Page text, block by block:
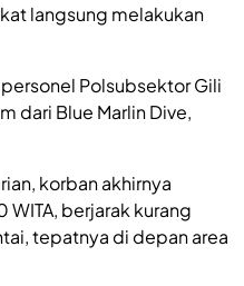
langsung melakukan
Polsubsektor Gili
dari Blue Marlin Dive,
korban akhirnya
berjarak kurang
tepatnya di depan area